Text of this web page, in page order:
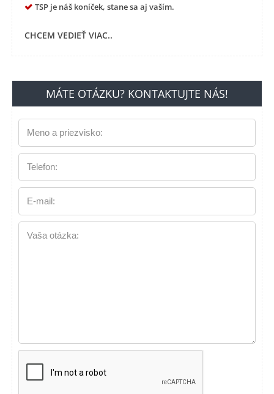
TSP je náš koníček, stane sa aj vaším.
CHCEM VEDIEŤ VIAC..
MÁTE OTÁZKU? KONTAKTUJTE NÁS!
Meno a priezvisko:
Telefon:
E-mail:
Vaša otázka: